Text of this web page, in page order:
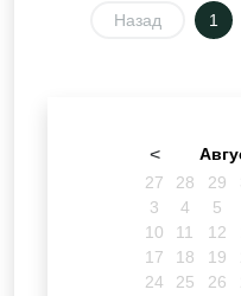
Назад 1
<
27 28 29
3
4 5
10
11 12
17
18 19
24
25 26